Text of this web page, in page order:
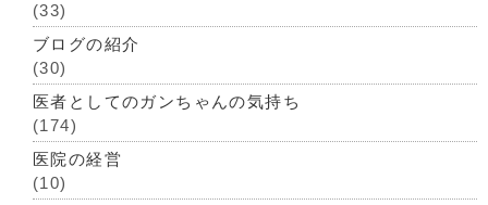
(33)
ブログの紹介
(30)
医者としてのガンちゃんの気持ち
(174)
医院の経営
(10)